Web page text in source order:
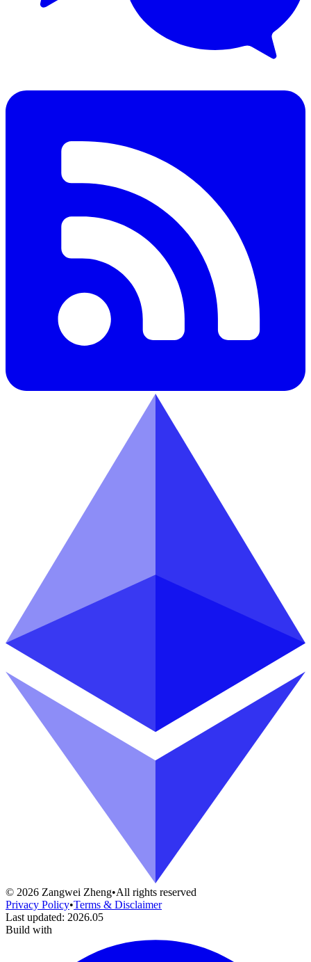
© 2026 Zangwei Zheng•All rights reserved
Privacy Policy•Terms & Disclaimer
Last updated: 2026.05
Build with